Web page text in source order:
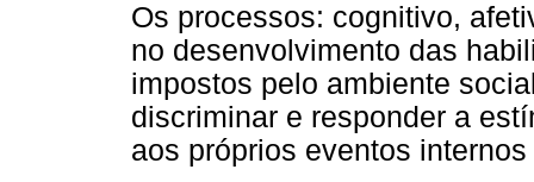
Os processos: cognitivo,
no desenvolvimento das
impostos pelo ambiente
discriminar e responder a
aos próprios eventos